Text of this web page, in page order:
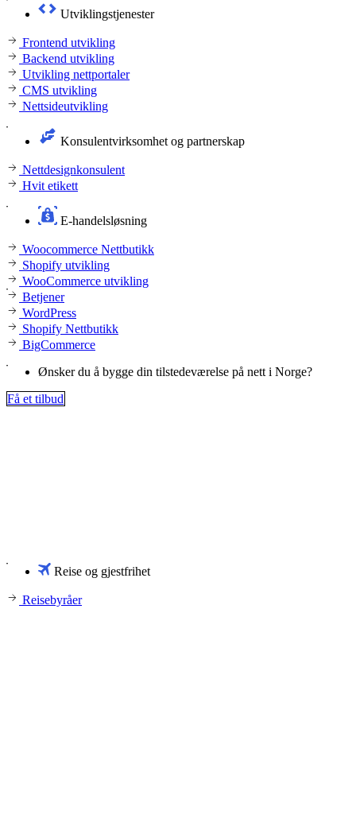
Utviklingstjenester
Frontend utvikling
Backend utvikling
Utvikling nettportaler
CMS utvikling
Nettsideutvikling
Konsulentvirksomhet og partnerskap
Nettdesignkonsulent
Hvit etikett
E-handelsløsning
Woocommerce Nettbutikk
Shopify utvikling
WooCommerce utvikling
Betjener
WordPress
Shopify Nettbutikk
BigCommerce
Ønsker du å bygge din tilstedeværelse på nett i Norge?
Få et tilbud
Reise og gjestfrihet
Reisebyråer